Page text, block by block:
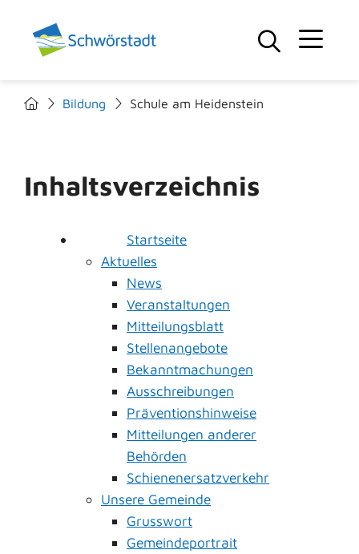
Bildung Schule am Heidenstein
Inhaltsverzeichnis
Startseite
Aktuelles
News
Veranstaltungen
Mitteilungsblatt
Stellenangebote
Bekanntmachungen
Ausschreibungen
Präventionshinweise
Mitteilungen anderer
Behörden
Schienenersatzverkehr
Unsere Gemeinde
Grusswort
Gemeindeportrait